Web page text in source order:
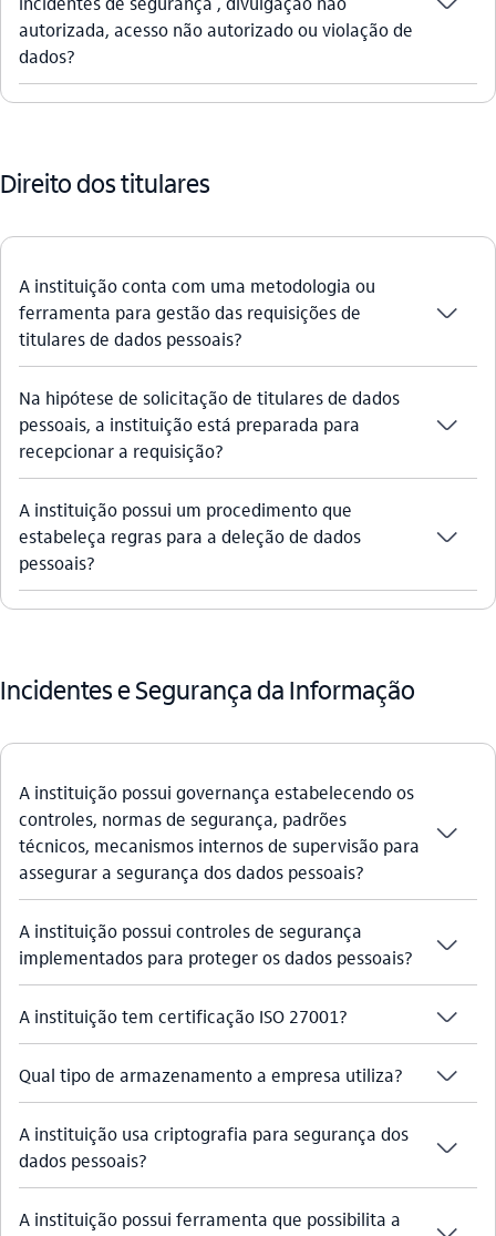
autorizada, acesso não autorizado ou violação de
dados?
Direito dos titulares
A instituição conta com uma metodologia ou
ferramenta para gestão das requisições de
titulares de dados pessoais?
seta_baixo
Na hipótese de solicitação de titulares de dados
pessoais, a instituição está preparada para
recepcionar a requisição?
seta_baixo
A instituição possui um procedimento que
estabeleça regras para a deleção de dados
pessoais?
seta_baixo
Incidentes e Segurança da Informação
A instituição possui governança estabelecendo os
controles, normas de segurança, padrões
técnicos, mecanismos internos de supervisão para
assegurar a segurança dos dados pessoais?
seta_baixo
A instituição possui controles de segurança
implementados para proteger os dados pessoais?
seta_baixo
A instituição tem certificação ISO 27001? seta_baixo
Qual tipo de armazenamento a empresa utiliza? seta_baixo
A instituição usa criptografia para segurança dos
dados pessoais?
seta_baixo
A instituição possui ferramenta que possibilita a